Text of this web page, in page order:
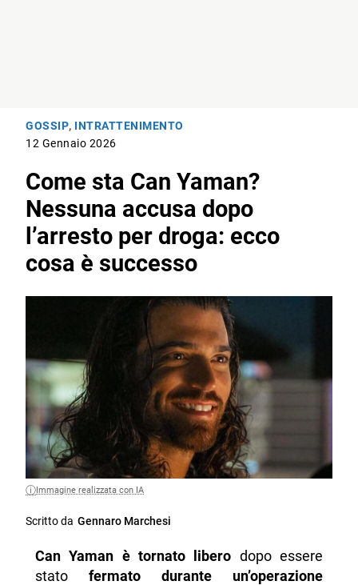
GOSSIP, INTRATTENIMENTO
12 Gennaio 2026
Come sta Can Yaman?
Nessuna accusa dopo
l’arresto per droga: ecco
cosa è successo
Immagine realizzata con IA
Scritto da Gennaro Marchesi
Can Yaman è tornato libero dopo essere
stato fermato durante un’operazione